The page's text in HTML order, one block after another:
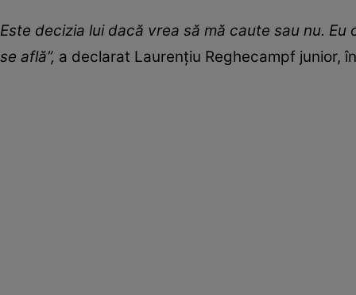
Este decizia lui dacă vrea să mă caute sau nu.
se află”, a declarat Laurențiu Reghecampf junior,